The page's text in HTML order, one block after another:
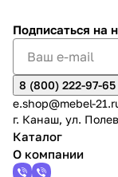
Подписаться на
8 (800) 222-97-65
e.shop@mebel-
г. Канаш, ул.
Каталог
О компании